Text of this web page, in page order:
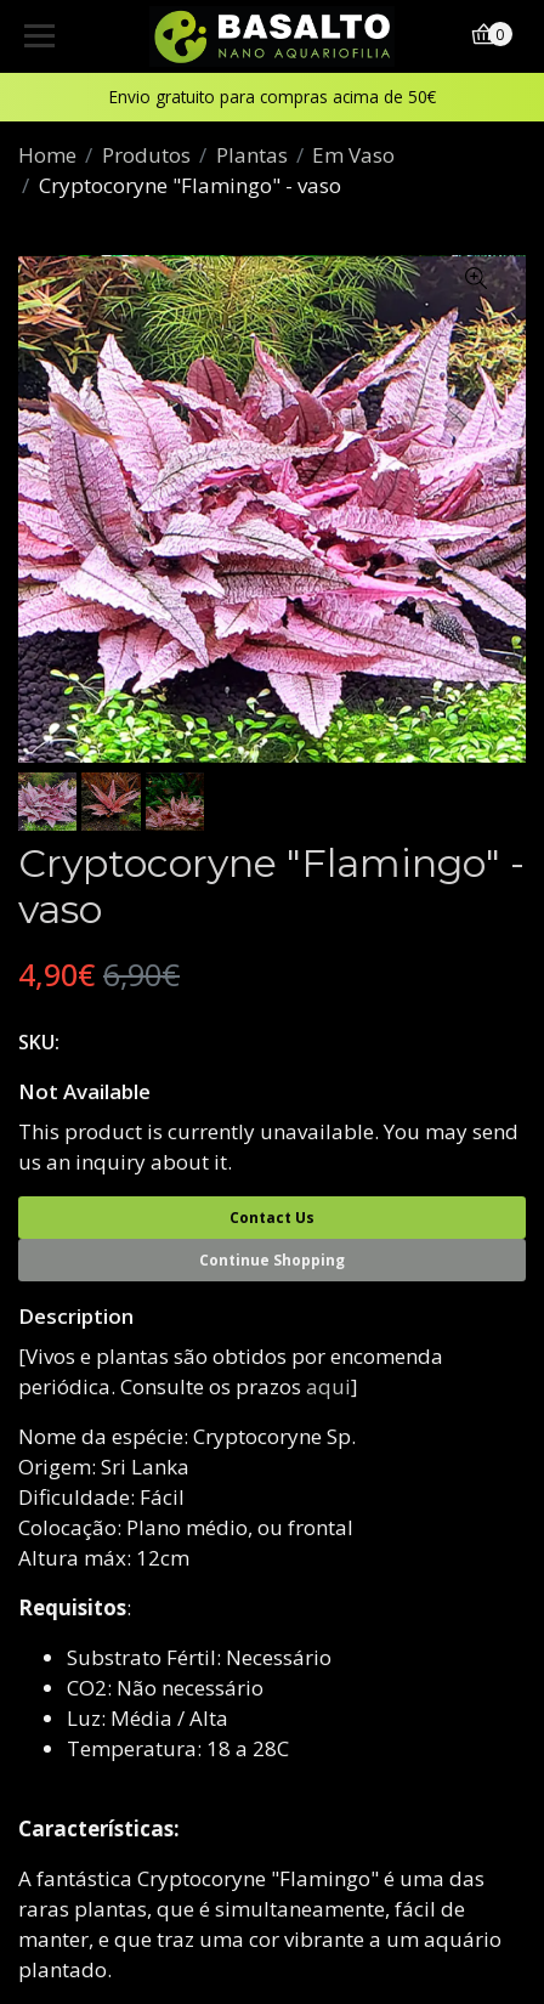
Envio gratuito para compras acima de 50€
0
Home Produtos Plantas
Em Vaso
Cryptocoryne "Flamingo" - vaso
Cryptocoryne "Flamingo" -
vaso
4,90€ 6,90€
SKU:
Not Available
This product is currently unavailable. You may send
us an inquiry about it.
Contact Us
Continue Shopping
Description
[Vivos e plantas são obtidos por encomenda
periódica. Consulte os prazos aqui]
Nome da espécie: Cryptocoryne Sp.
Origem: Sri Lanka
Dificuldade: Fácil
Colocação: Plano médio, ou frontal
Altura máx: 12cm
Requisitos:
Substrato Fértil: Necessário
CO2: Não necessário
Luz: Média / Alta
Temperatura: 18 a 28C
Características:
A fantástica Cryptocoryne "Flamingo" é uma das
raras plantas, que é simultaneamente, fácil de
manter, e que traz uma cor vibrante a um aquário
plantado.